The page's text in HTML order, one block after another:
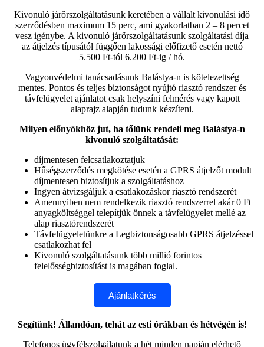
Kivonuló járőrszolgáltatásunk keretében a vállalt kivonulási idő
szerződésben maximum 15 perc, ami gyakorlatban 2 – 8 percet
vesz igénybe. A kivonuló járőrszolgáltatásunk szolgáltatási díja
az átjelzés típusától függően lakossági előfizető esetén nettó
5.500 Ft-tól 6.200 Ft-ig / hó.
Vagyonvédelmi tanácsadásunk Balástya-n is kötelezettség
mentes. Pontos és teljes biztonságot nyújtó riasztó rendszer és
távfelügyelet ajánlatot csak helyszíni felmérés vagy kapott
alaprajz alapján tudunk készíteni.
Milyen előnyökhöz jut, ha tőlünk rendeli meg Balástya-n
kivonuló szolgáltatását:
díjmentesen felcsatlakoztatjuk
Hűségszerződés megkötése esetén a GPRS átjelzőt modult
díjmentesen biztosítjuk a szolgáltatáshoz
Ingyen átvizsgáljuk a csatlakozáskor riasztó rendszerét
Amennyiben nem rendelkezik riasztó rendszerrel akár 0 Ft
anyagköltséggel telepítjük önnek a távfelügyelet mellé az
alap riasztórendszerét
Távfelügyeletünkre a Legbiztonságosabb GPRS átjelzéssel
csatlakozhat fel
Kivonuló szolgáltatásunk több millió forintos
felelősségbiztosítást is magában foglal.
Segítünk! Állandóan, tehát az esti órákban és hétvégén is!
Telefonos ügyfélszolgálatunk a hét minden napján elérhető